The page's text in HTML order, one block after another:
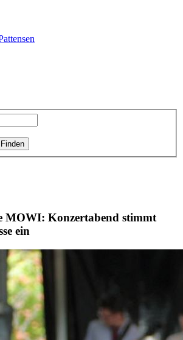
MOWI: Konzertabend stimmt
ein